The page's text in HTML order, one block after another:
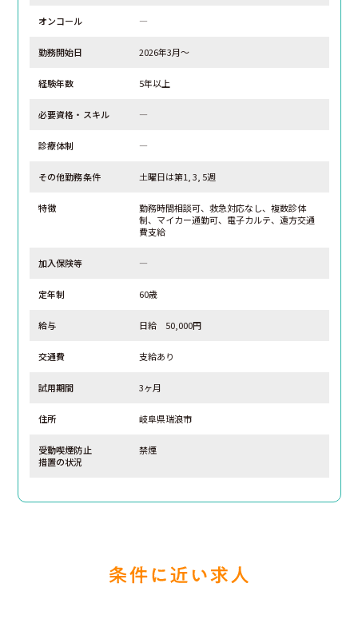
オンコール ―
勤務開始日 2026年3月～
経験年数 5年以上
必要資格・スキル ―
診療体制 ―
その他勤務条件 土曜日は第1, 3, 5週
特徴
勤務時間相談可、救急対応なし、複数診体
制、マイカー通勤可、電子カルテ、遠方交通
費支給
加入保険等 ―
定年制 60歳
給与 日給 50,000円
交通費 支給あり
試用期間 3ヶ月
住所 岐阜県瑞浪市
受動喫煙防止
措置の状況
禁煙